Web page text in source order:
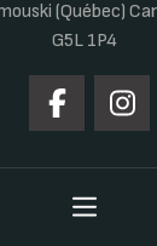
(Québec)
G5L 1P4